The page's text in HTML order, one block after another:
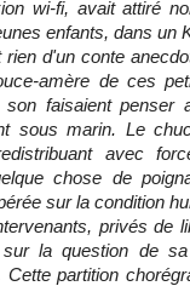
wi-fi, avait attiré
enfants, dans un
d'un conte
amère de ces
faisaient penser
sous marin. Le
avec
chose de
sur la condition
privés de
sur la question de
partition